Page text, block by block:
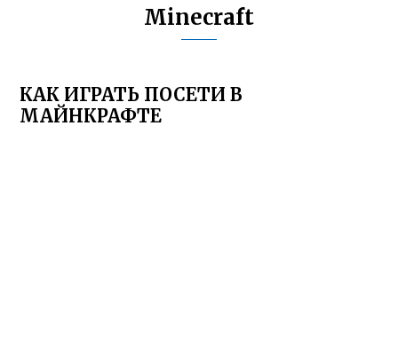
Minecraft
КАК ИГРАТЬ ПОСЕТИ В
МАЙНКРАФТЕ